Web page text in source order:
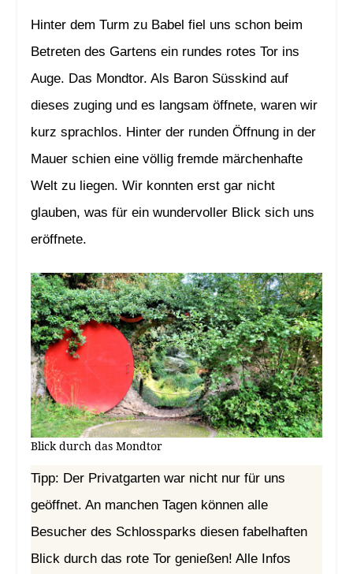
Hinter dem Turm zu Babel fiel uns schon beim
Betreten des Gartens ein rundes rotes Tor ins
Auge. Das Mondtor. Als Baron Süsskind auf
dieses zuging und es langsam öffnete, waren wir
kurz sprachlos. Hinter der runden Öffnung in der
Mauer schien eine völlig fremde märchenhafte
Welt zu liegen. Wir konnten erst gar nicht
glauben, was für ein wundervoller Blick sich uns
eröffnete.
Blick durch das Mondtor
Tipp: Der Privatgarten war nicht nur für uns
geöffnet. An manchen Tagen können alle
Besucher des Schlossparks diesen fabelhaften
Blick durch das rote Tor genießen! Alle Infos